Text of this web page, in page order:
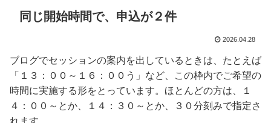
同じ開始時間で、申込が２件
2026.04.28
ブログでセッションの案内を出しているときは、たとえば
「１３：００～１６：００う」など、この枠内でご希望の
時間に実施する形をとっています。ほとんどの方は、１
４：００～とか、１４：３０～とか、３０分刻みで指定さ
れます。